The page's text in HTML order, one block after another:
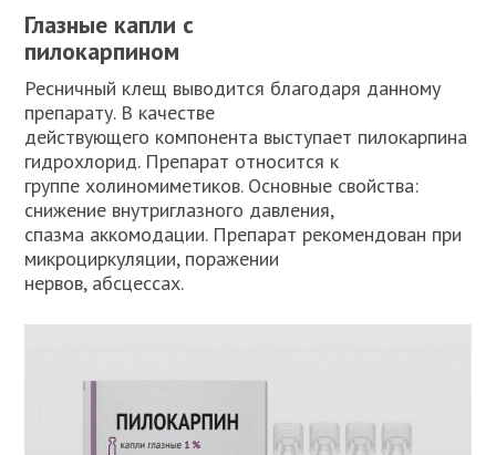
Глазные капли с
пилокарпином
Ресничный клещ выводится благодаря данному
препарату. В качестве
действующего компонента выступает пилокарпина
гидрохлорид. Препарат относится к
группе холиномиметиков. Основные свойства:
снижение внутриглазного давления,
спазма аккомодации. Препарат рекомендован при
микроциркуляции, поражении
нервов, абсцессах.